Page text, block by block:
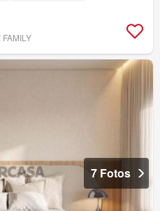
7 Fotos